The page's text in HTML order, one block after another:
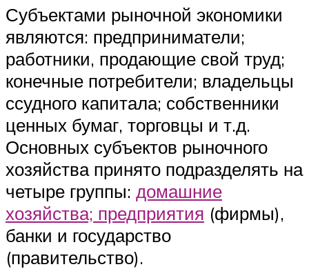
Субъектами рыночной экономики
являются: предприниматели;
работники, продающие свой труд;
конечные потребители; владельцы
ссудного капитала; собственники
ценных бумаг, торговцы и т.д.
Основных субъектов рыночного
хозяйства принято подразделять на
четыре группы: домашние
хозяйства; предприятия (фирмы),
банки и государство
(правительство).